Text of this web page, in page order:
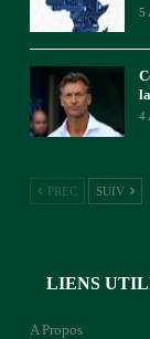
5
4
PREC SUIV
LIENS
A Propos